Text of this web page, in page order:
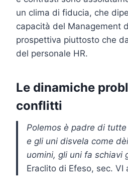
un clima di fiducia, che
capacità del Management
prospettiva piuttosto che
del personale HR.
Le dinamiche
conflitti
Polemos è padre di
e gli uni disvela come
uomini, gli uni fa schiavi
Eraclito di Efeso, sec. VI